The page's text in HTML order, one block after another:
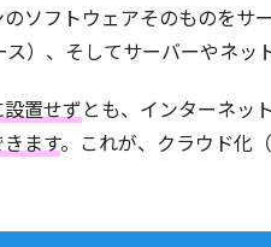
ソフトウェアそのものをサ
ス）、そしてサーバーやネッ
置せずとも、インターネッ
ます。これが、クラウド化